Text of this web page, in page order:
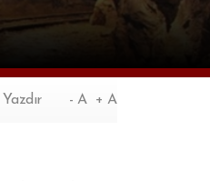
Yazdır - A + A